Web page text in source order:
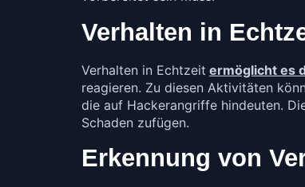
Verhalten in
Verhalten in Echtzeit ermöglicht es
reagieren. Zu diesen Aktivitäten
die auf Hackerangriffe hindeuten.
Schaden zufügen.
Erkennung von